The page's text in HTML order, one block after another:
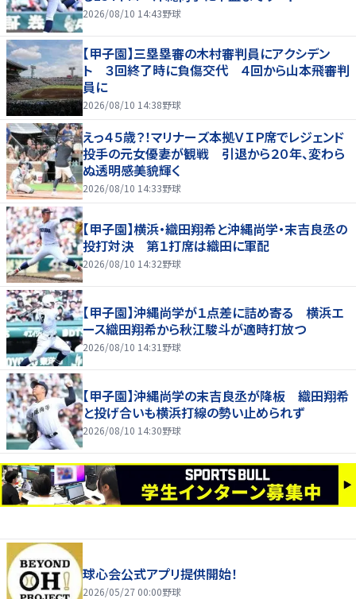
2026/08/10 14:43野球
【甲子園】三塁塁審の木村審判員にアクシデン
ト ３回終了時に負傷交代 ４回から山本飛審判
員に
2026/08/10 14:38野球
えっ４５歳？！マリナーズ本拠ＶＩＰ席でレジェンド
投手の元女優妻が観戦 引退から２０年、変わら
ぬ透明感美貌輝く
2026/08/10 14:33野球
【甲子園】横浜・織田翔希と沖縄尚学・末吉良丞の
投打対決 第１打席は織田に軍配
2026/08/10 14:32野球
【甲子園】沖縄尚学が１点差に詰め寄る 横浜エ
ース織田翔希から秋江駿斗が適時打放つ
2026/08/10 14:31 野球
【甲子園】沖縄尚学の末吉良丞が降板 織田翔希
と投げ合いも横浜打線の勢い止められず
2026/08/10 14:30野球
球心会公式アプリ提供開始！
2026/05/27 00:00野球